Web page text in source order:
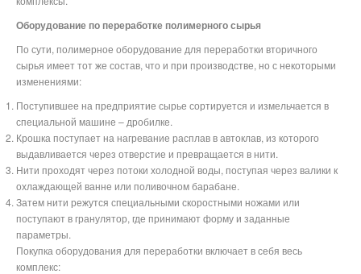
Оборудование по переработке полимерного сырья
По сути, полимерное оборудование для переработки вторичного
сырья имеет тот же состав, что и при производстве, но с некоторыми
изменениями:
Поступившее на предприятие сырье сортируется и измельчается в
специальной машине – дробилке.
Крошка поступает на нагревание расплав в автоклав, из которого
выдавливается через отверстие и превращается в нити.
Нити проходят через потоки холодной воды, поступая через валики к
охлаждающей ванне или поливочном барабане.
Затем нити режутся специальными скоростными ножами или
поступают в гранулятор, где принимают форму и заданные
параметры.
Покупка оборудования для переработки включает в себя весь
комплекс: